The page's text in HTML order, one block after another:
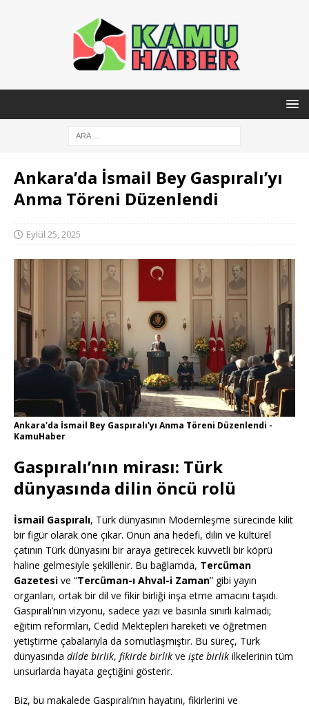
Ankara’da İsmail Bey Gaspıralı’yı
Anma Töreni Düzenlendi
Eylül 25, 2025
Ankara'da İsmail Bey Gaspıralı'yı Anma Töreni Düzenlendi -
KamuHaber
Gaspıralı’nın mirası: Türk
dünyasında dilin öncü rolü
İsmail Gaspıralı, Türk dünyasının Modernleşme sürecinde kilit
bir figür olarak öne çıkar. Onun ana hedefi, dilin ve kültürel
çatının Türk dünyasını bir araya getirecek kuvvetli bir köprü
haline gelmesiyle şekillenir. Bu bağlamda, Tercüman
Gazetesi ve “Tercüman-ı Ahval-i Zaman” gibi yayın
organları, ortak bir dil ve fikir birliği inşa etme amacını taşıdı.
Gaspıralı’nın vizyonu, sadece yazı ve basınla sınırlı kalmadı;
eğitim reformları, Cedid Mektepleri hareketi ve öğretmen
yetiştirme çabalarıyla da somutlaşmıştır. Bu süreç, Türk
dünyasında dilde birlik, fikirde birlik ve işte birlik ilkelerinin tüm
unsurlarda hayata geçtiğini gösterir.
Biz, bu makalede Gaspıralı’nın hayatını, fikirlerini ve